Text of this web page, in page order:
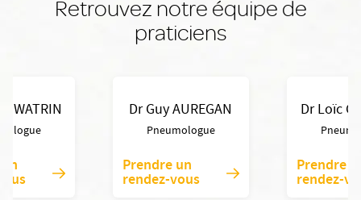
Retrouvez notre équipe de
praticiens
Dr Guy AUREGAN
Pneumologue
Prendre un
rendez-vous
Dr Loïc
Prendre
rendez-
WATRIN